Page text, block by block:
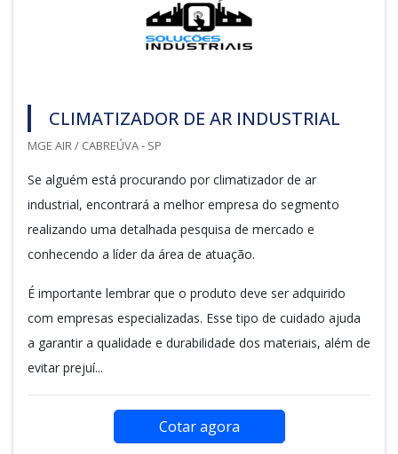
CLIMATIZADOR DE AR INDUSTRIAL
MGE AIR / CABREÚVA - SP
Se alguém está procurando por climatizador de ar
industrial, encontrará a melhor empresa do segmento
realizando uma detalhada pesquisa de mercado e
conhecendo a líder da área de atuação.
É importante lembrar que o produto deve ser adquirido
com empresas especializadas. Esse tipo de cuidado ajuda
a garantir a qualidade e durabilidade dos materiais, além de
evitar prejuí...
Cotar agora